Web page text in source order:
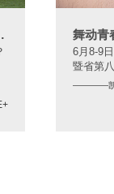
TV秀》 舞动青
6月8-9
暨省第
————凯